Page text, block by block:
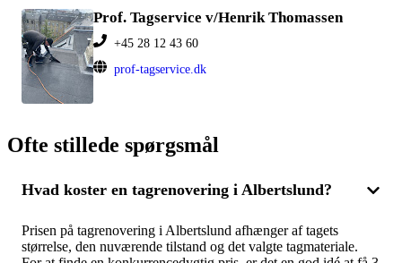
Prof. Tagservice v/Henrik Thomassen
+45 28 12 43 60
prof-tagservice.dk
Ofte stillede spørgsmål
Hvad koster en tagrenovering i Albertslund?
Prisen på tagrenovering i Albertslund afhænger af tagets
størrelse, den nuværende tilstand og det valgte tagmateriale.